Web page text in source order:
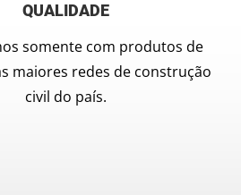
QUALIDADE
somente com produtos de
maiores redes de construção
civil do país.